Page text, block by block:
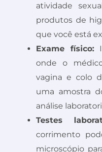
atividade
produtos de
que você está
Exame físico:
onde o
vagina e colo
uma amostra
análise
Testes
corrimento
microscópio